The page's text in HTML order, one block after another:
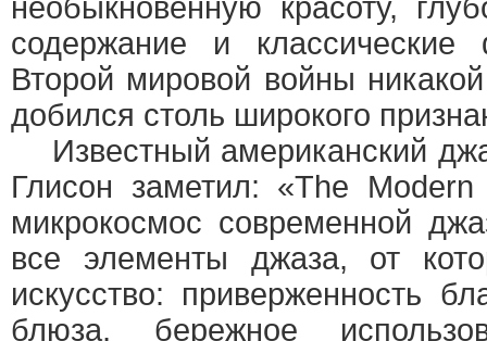
необыкновенную красоту,
содержание и
Второй мировой войны
добился столь широкого
Известный американский
Глисон заметил: «The
микрокосмос современной
все элементы джаза, от
искусство: приверженность
блюза, бережное